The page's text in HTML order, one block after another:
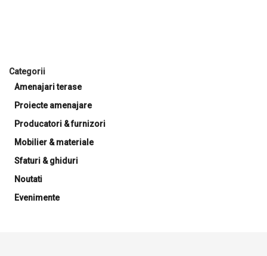
Categorii
Amenajari terase
Proiecte amenajare
Producatori & furnizori
Mobilier & materiale
Sfaturi & ghiduri
Noutati
Evenimente